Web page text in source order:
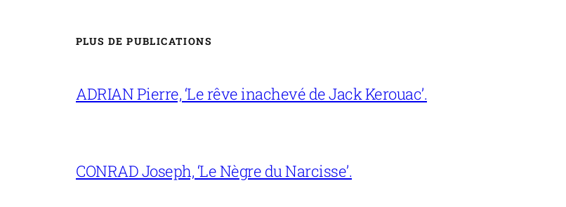
PLUS DE PUBLICATIONS
ADRIAN Pierre, ‘Le rêve inachevé de Jack Kerouac’.
CONRAD Joseph, ‘Le Nègre du Narcisse’.